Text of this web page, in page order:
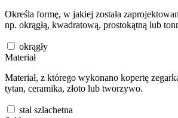
Określa formę, w jakiej została
np. okrągłą, kwadratową, prostokątną lub
okrągły
Materiał
Materiał, z którego wykonano kopertę
tytan, ceramika, złoto lub tworzywo.
stal szlachetna